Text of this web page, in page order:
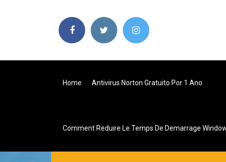
Home Antivirus Norton Gratuito Por 1 Ano
Comment Reduire Le Temps De Demarrage